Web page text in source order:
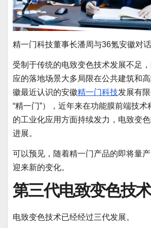
精一门科技董事长潘周与36氪安徽对话
受制于传统的电致变色技术发展不足
应的落地场景大多局限在公共建筑和
徽最近认识的安徽精一门科技发展有
“精一门”），近年来在功能膜前端技
的工业化应用方面持续发力，电致变
进展。
可以预见，随着精一门产品的即将量
迎来新的变化。
第三代电致变色技术
电致变色技术已经经过三代发展。